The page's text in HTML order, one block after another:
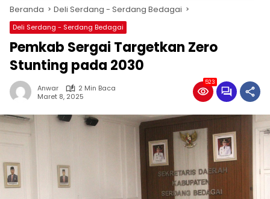
Beranda Deli Serdang - Serdang Bedagai
Deli Serdang - Serdang Bedagai
Pemkab Sergai Targetkan Zero
Stunting pada 2030
Anwar
2 Min Baca
Maret 8, 2025
523